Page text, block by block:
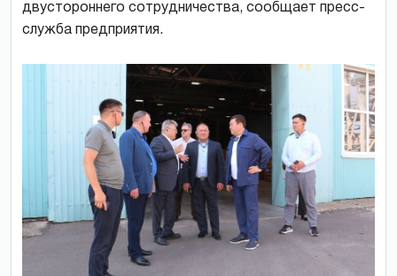
двустороннего сотрудничества, сообщает пресс-
служба предприятия.